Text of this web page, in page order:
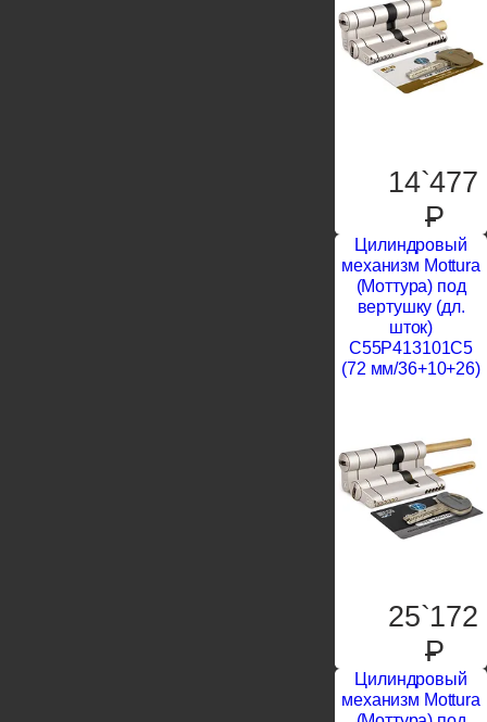
14`477
P
Цилиндровый
механизм Mottura
(Моттура) под
вертушку (дл.
шток)
C55P413101C5
(72 мм/36+10+26)
25`172
P
Цилиндровый
механизм Mottura